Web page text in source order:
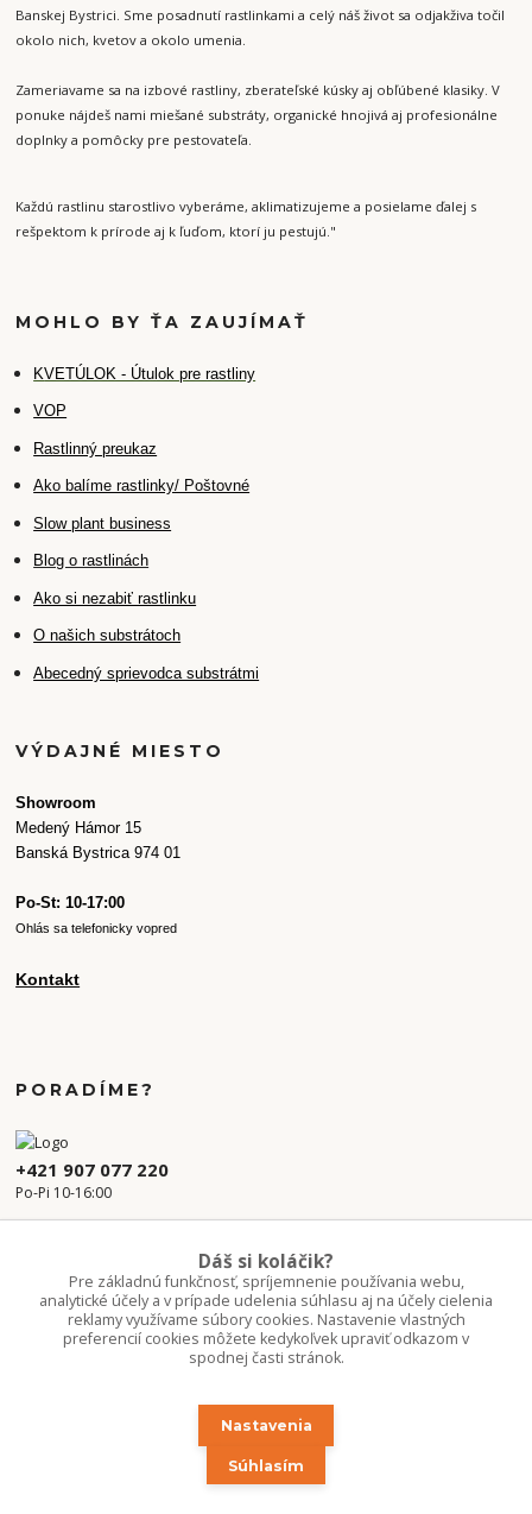
Banskej Bystrici. Sme posadnutí rastlinkami a celý náš život sa odjakživa točil
okolo nich, kvetov a okolo umenia.
Zameriavame sa na izbové rastliny, zberateľské kúsky aj obľúbené klasiky. V
ponuke nájdeš nami miešané substráty, organické hnojivá aj profesionálne
doplnky a pomôcky pre pestovateľa.
Každú rastlinu starostlivo vyberáme, aklimatizujeme a posielame ďalej s
rešpektom k prírode aj k ľuďom, ktorí ju pestujú."
MOHLO BY ŤA ZAUJÍMAŤ
KVETÚLOK - Útulok pre rastliny
VOP
Rastlinný preukaz
Ako balíme rastlinky/ Poštovné
Slow plant business
Blog o rastlinách
Ako si nezabiť rastlinku
O našich substrátoch
Abecedný sprievodca substrátmi
VÝDAJNÉ MIESTO
Showroom
Medený Hámor 15
Banská Bystrica 974 01
Po-St: 10-17:00
Ohlás sa telefonicky vopred
Kontakt
PORADÍME?
+421 907 077 220
Po-Pi 10-16:00
Upravit sběr cookies.
Dáš si koláčik?
Pre základnú funkčnosť, spríjemnenie používania webu,
analytické účely a v prípade udelenia súhlasu aj na účely cielenia
reklamy využívame súbory cookies. Nastavenie vlastných
preferencií cookies môžete kedykoľvek upraviť odkazom v
spodnej časti stránok.
Nastavenia
Súhlasím